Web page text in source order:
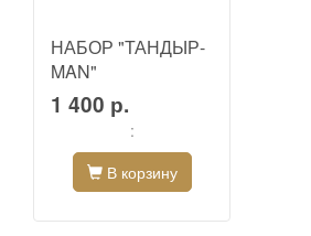
НАБОР "ТАНДЫР-
MAN"
1 400 р.
:
В корзину